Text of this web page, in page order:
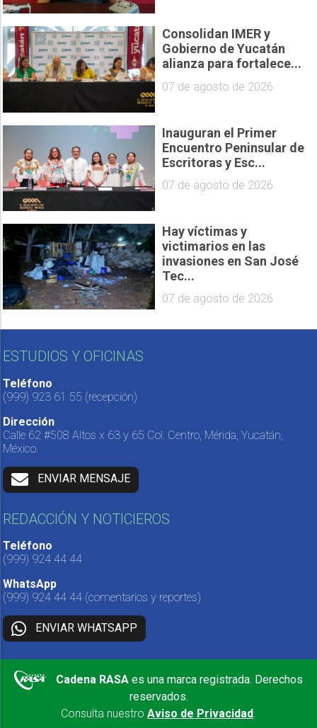
Consolidan IMER y
Gobierno de Yucatán
alianza para fortalece...
07 de agosto de 2026
Inauguran el Primer
Encuentro Peninsular de
Escritoras y Esc...
07 de agosto de 2026
Hay víctimas y
victimarios en las
invasiones en San José
Tec...
07 de agosto de 2026
ESTUDIOS Y OFICINAS
Teléfono
(999) 923 61 55 (recepción)
Dirección
Calle 62 #508 Altos x 63 y 65 Col. Centro, Mérida, Yucatán,
México.
ENVIAR MENSAJE
REDACCIÓN Y NOTICIEROS
Teléfono
(999) 924 44 44
WhatsApp
(999) 924 44 44 (comentarios y reportes)
ENVIAR WHATSAPP
Cadena RASA es una marca registrada. Derechos
reservados.
Consulta nuestro Aviso de Privacidad.